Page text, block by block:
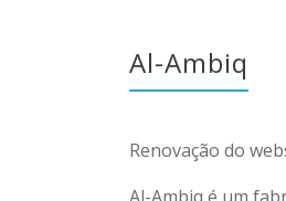
Al-Ambiq
Renovação do